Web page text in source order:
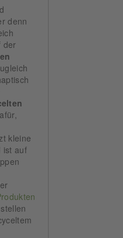
denn
der
kleine
ist auf
stellen